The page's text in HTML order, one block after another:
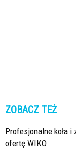
ZOBACZ TEŻ
Profesjonalne koła i
ofertę WIKO